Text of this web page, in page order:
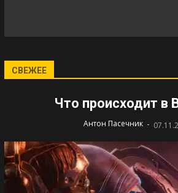
СВЕЖЕЕ
Что происходит в
Антон Пасечник -